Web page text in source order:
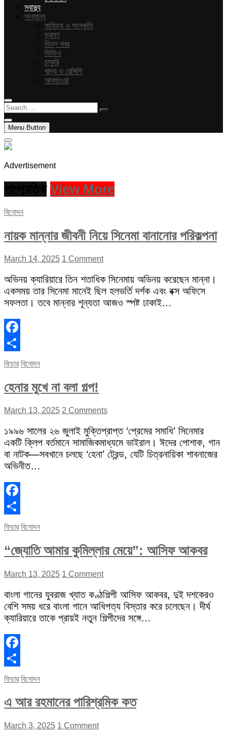
স্বাস্থ্য
অন্যান্য
সাহিত্য ও সংস্কৃতি
ভ্রমণ
ভিন্ন খবর
ভিডিও
চাকুরি
খাদ্য ও রেসিপি
আবহাওয়া
Search
…
Menu Button
Advertisement
View More
বিনোদন
নায়ক মান্নার জীবনী নিয়ে সিনেমা বানানোর পরিকল্পনা
March 14, 2025 1 Comment
অভিনয় ক্যারিয়ারে তিন শতাধিক সিনেমায় অভিনয় করেছেন মান্না।
একসময় তার সিনেমা মানেই ছিল হলভর্তি দর্শক এবং বক্স অফিসে
সফলতা। তবে মান্নার শূন্যতা আজও স্পষ্ট ঢাকাই…
Facebook
Share
ফিচার বিনোদন
হেনার মুখে না বলা গল্প!
March 13, 2025 2 Comments
১৯৯৬ সালের ২৬ জুলাই মুক্তিপ্রাপ্ত ‘প্রেমের সমাধি’ সিনেমার
একটি ক্লিপ বর্তমানে সামাজিকমাধ্যমে ভাইরাল। ঈদের পোশাক, গান
বা নাটক—সবখানে চলছে ‘হেনা’ ট্রেন্ড, যেটি চিত্রনায়িকা শাবনাজের
অভিনীত…
Facebook
Share
ফিচার বিনোদন
“জ্যোতি আমার কুমিল্লার মেয়ে”: আসিফ আকবর
March 13, 2025 1 Comment
বাংলা গানের যুবরাজ খ্যাত কণ্ঠশিল্পী আসিফ আকবর, দুই দশকেরও
বেশি সময় ধরে বাংলা গানে আধিপত্য বিস্তার করে চলেছেন। দীর্ঘ
ক্যারিয়ারে তাকে প্রায়ই নতুন শিল্পীদের সঙ্গে…
Facebook
Share
ফিচার বিনোদন
এ আর রহমানের পারিশ্রমিক কত
March 3, 2025 1 Comment